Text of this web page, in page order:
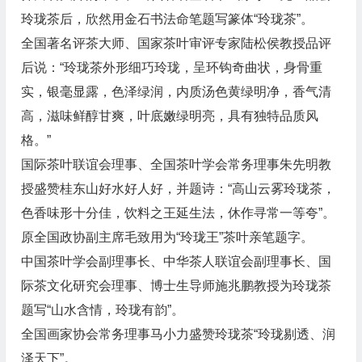
玲珑茶后，欣然用金石书法命笔题写篆体“玲珑茶”。
全国著名评茶大师、国家茶叶审评专家陆松侯教授品评
后说：“玲珑茶外形细巧玲珑，呈环钩奇曲状，身骨重
实，银毫显露，色泽绿润，内质汤色黄绿明净，香气清
高，滋味鲜醇甘爽，叶底嫩绿明亮，具有独特品质风
格。”
国际茶叶联谊会理事、全国茶叶学会常务理事朱先明教
授盛赞桂东山好水好人好，并题诗：“高山云雾玲珑茶，
色香味形十分佳，饮料之王延生法，休作寻常一等夸”。
原全国政协副主席毛致用为“玲珑王”茶叶亲笔题字。
中国茶叶学会副理事长、中华茶人联谊会副理事长、国
际茶文化研究会理事、博士生导师施兆鹏教授为玲珑茶
题写“山水含情，玲珑有韵”。
全国画家协会常务理事马小力盛赞玲珑茶“玲珑剔透、润
泽天下”。